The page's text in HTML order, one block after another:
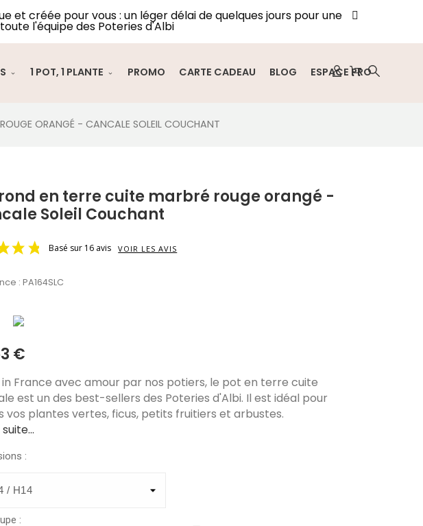
et créée pour vous : un léger délai de quelques jours pour une
l'équipe des Poteries d'Albi
1 POT, 1 PLANTE PROMO CARTE CADEAU BLOG ESPACE PRO
ORANGÉ - CANCALE SOLEIL COUCHANT
en terre cuite marbré rouge orangé -
Soleil Couchant
Basé sur 16 avis VOIR LES AVIS
: PA164SLC
€
in France avec amour par nos potiers, le pot en terre cuite
est un des best-sellers des Poteries d'Albi. Il est idéal pour
vos plantes vertes, ficus, petits fruitiers et arbustes.
:
: